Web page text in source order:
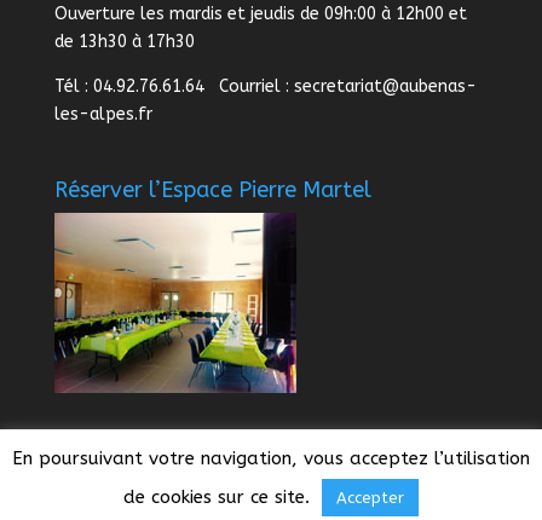
Ouverture les mardis et jeudis de 09h:00 à 12h00 et
de 13h30 à 17h30
Tél : 04.92.76.61.64 Courriel : secretariat@aubenas-
les-alpes.fr
Réserver l’Espace Pierre Martel
En poursuivant votre navigation, vous acceptez l’utilisation
de cookies sur ce site.
Accepter